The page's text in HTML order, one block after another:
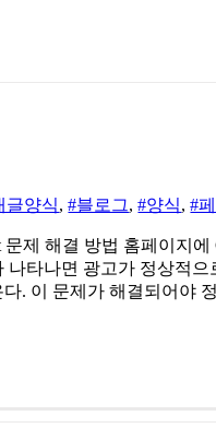
글양식,#블로그,#양식,#
제 해결 방법 홈페이지
타나면 광고가 정상적
. 이 문제가 해결되어야